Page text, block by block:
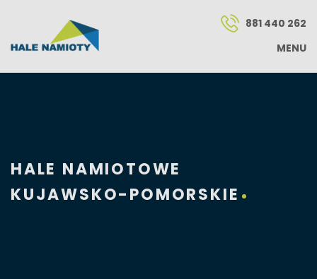
881 440 262
MENU
HALE NAMIOTOWE
KUJAWSKO-POMORSKIE